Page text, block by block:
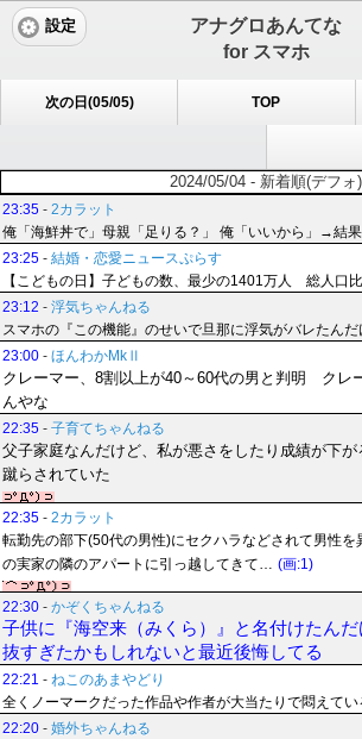
アナグロあんてな
for スマホ
設定
次の日(05/05) TOP
2024/05/04 - 新着順(デフォ)
23:35 - 2カラット
俺「海鮮丼で」母親「足りる？」 俺「いいから」→結
23:25 - 結婚・恋愛ニュースぷらす
【こどもの日】子どもの数、最少の1401万人 総人口
23:12 - 浮気ちゃんねる
スマホの『この機能』のせいで旦那に浮気がバレたんだ
23:00 - ほんわかMkⅡ
クレーマー、8割以上が40～60代の男と判明 クレ
んやな
22:35 - 子育てちゃんねる
父子家庭なんだけど、私が悪さをしたり成績が下
蹴らされていた
22:35 - 2カラット
転勤先の部下(50代の男性)にセクハラなどされて男性
の実家の隣のアパートに引っ越してきて… (画:1)
22:30 - かぞくちゃんねる
子供に『海空来（みくら）』と名付けたん
抜すぎたかもしれないと最近後悔してる
22:21 - ねこのあまやどり
全くノーマークだった作品や作者が大当たりで悶えてい
22:20 - 婚外ちゃんねる